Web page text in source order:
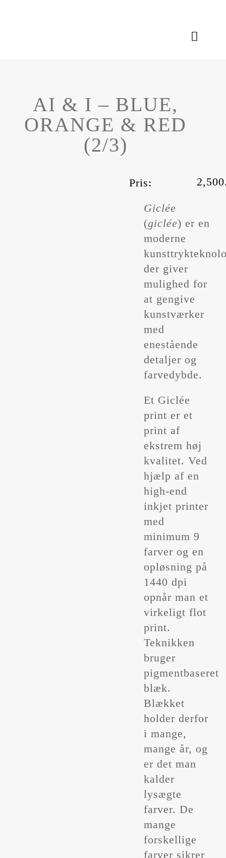
Toggle
Kunstværker
Om Mommes
AI & I – BLUE,
ORANGE & RED
(2/3)
Pris:
Giclée
(giclée) er en
moderne
der giver
mulighed for
at gengive
kunstværker
med
enestående
detaljer og
farvedybde.
Et Giclée
print er et
print af
ekstrem høj
kvalitet. Ved
hjælp af en
high-end
inkjet printer
med
minimum 9
farver og en
opløsning på
1440 dpi
opnår man et
virkeligt flot
print.
Teknikken
bruger
pigmentbaseret
blæk.
Blækket
holder derfor
i mange,
mange år, og
er det man
kalder
lysægte
farver. De
mange
forskellige
farver sikrer